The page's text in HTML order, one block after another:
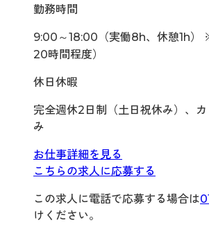
勤務時間
9:00～18:00（実働8h、休憩1h）
20時間程度）
休日休暇
完全週休2日制（土日祝休み）、
み
お仕事詳細を見る
こちらの求人に応募する
この求人に電話で応募する場合は
けください。